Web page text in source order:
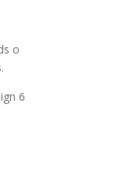
2021/
o
6